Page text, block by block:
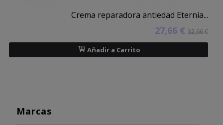
Marcas
Crema reparadora antiedad Eternia...
27,66 € 32,66 €
Añadir a Carrito